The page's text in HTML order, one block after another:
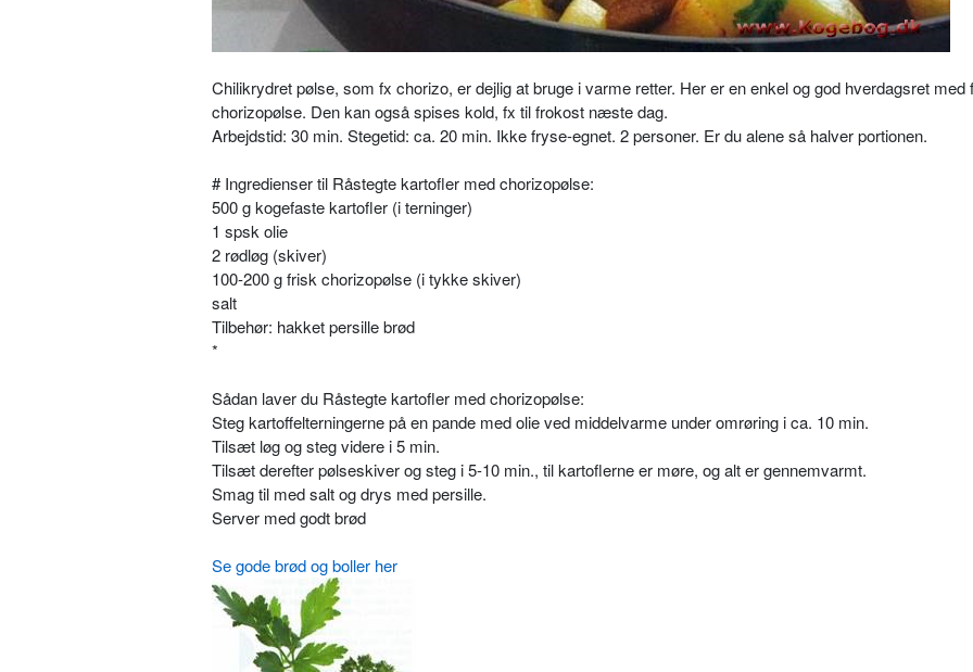
Chilikrydret pølse, som fx chorizo, er dejlig at bruge i varme retter. Her er en enkel og god hverdagsret med
chorizopølse. Den kan også spises kold, fx til frokost næste dag.
Arbejdstid: 30 min. Stegetid: ca. 20 min. Ikke fryse-egnet. 2 personer. Er du alene så halver portionen.
# Ingredienser til Råstegte kartofler med chorizopølse:
500 g kogefaste kartofler (i terninger)
1 spsk olie
2 rødløg (skiver)
100-200 g frisk chorizopølse (i tykke skiver)
salt
Tilbehør: hakket persille brød
*
Sådan laver du Råstegte kartofler med chorizopølse:
Steg kartoffelterningerne på en pande med olie ved middelvarme under omrøring i ca. 10 min.
Tilsæt løg og steg videre i 5 min.
Tilsæt derefter pølseskiver og steg i 5-10 min., til kartoflerne er møre, og alt er gennemvarmt.
Smag til med salt og drys med persille.
Server med godt brød
Se gode brød og boller her